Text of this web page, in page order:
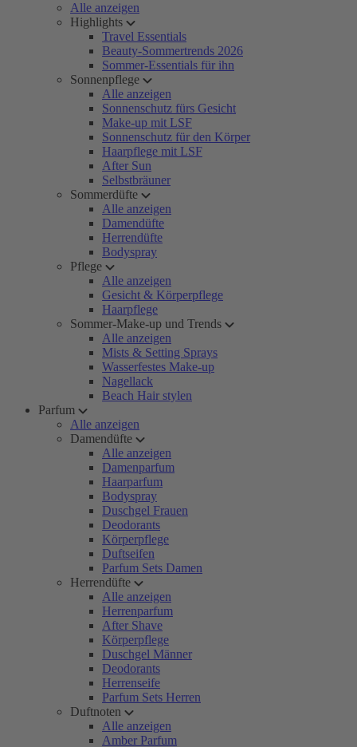
Alle anzeigen
Highlights
Travel Essentials
Beauty-Sommertrends 2026
Sommer-Essentials für ihn
Sonnenpflege
Alle anzeigen
Sonnenschutz fürs Gesicht
Make-up mit LSF
Sonnenschutz für den Körper
Haarpflege mit LSF
After Sun
Selbstbräuner
Sommerdüfte
Alle anzeigen
Damendüfte
Herrendüfte
Bodyspray
Pflege
Alle anzeigen
Gesicht & Körperpflege
Haarpflege
Sommer-Make-up und Trends
Alle anzeigen
Mists & Setting Sprays
Wasserfestes Make-up
Nagellack
Beach Hair stylen
Parfum
Alle anzeigen
Damendüfte
Alle anzeigen
Damenparfum
Haarparfum
Bodyspray
Duschgel Frauen
Deodorants
Körperpflege
Duftseifen
Parfum Sets Damen
Herrendüfte
Alle anzeigen
Herrenparfum
After Shave
Körperpflege
Duschgel Männer
Deodorants
Herrenseife
Parfum Sets Herren
Duftnoten
Alle anzeigen
Amber Parfum